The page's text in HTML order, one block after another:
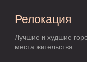
Релокация
Лучшие и худшие
места жительства